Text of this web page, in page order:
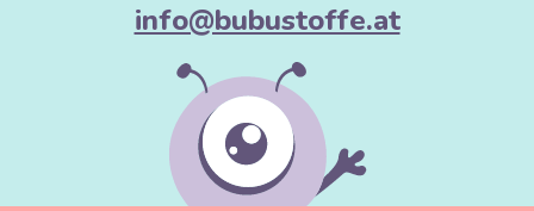
info@bubustoffe.at